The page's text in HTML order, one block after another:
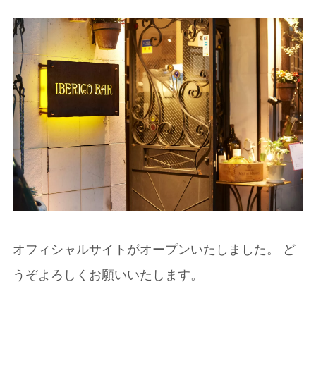
オフィシャルサイトがオープンいたしました。 ど
うぞよろしくお願いいたします。